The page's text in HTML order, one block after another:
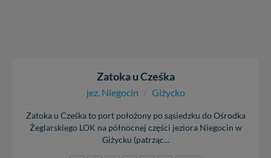
Zatoka u Cześka
jez. Niegocin / Giżycko
Zatoka u Cześka to port położony po sąsiedzku do Ośrodka
Żeglarskiego LOK na północnej części jeziora Niegocin w
Giżycku (patrząc...